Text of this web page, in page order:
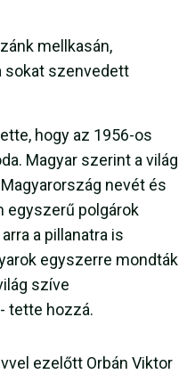
mellkasán,
sokat szenvedett
hogy az 1956-os
Magyar szerint a világ
nevét és
egyszerű polgárok
a pillanatra is
egyszerre mondták
szíve
tette hozzá.
ezelőtt Orbán Viktor